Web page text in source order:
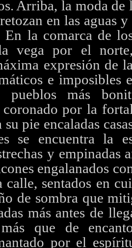
Arriba, la moda de
en las aguas
En la comarca de
vega por el
expresión de
e imposibles
más
por la
pie encaladas
se encuentra la
y empinadas
engalanados
calle, sentados en
de sombra que
más antes de
que de
por el